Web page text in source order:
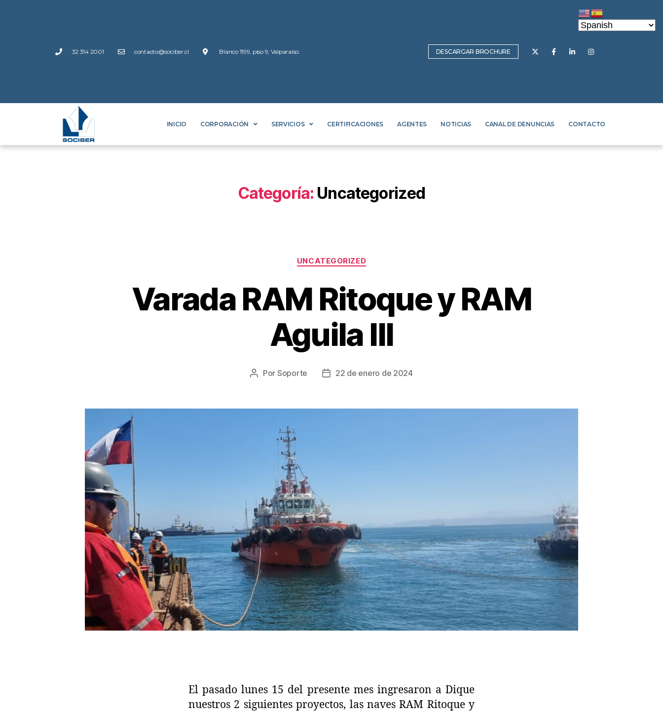
32 314 2001 contacto@sociber.cl Blanco 1199, piso 9, Valparaíso. DESCARGAR BROCHURE
INICIO CORPORACIÓN SERVICIOS CERTIFICACIONES AGENTES NOTICIAS CANAL DE DENUNCIAS CONTACTO
Categoría: Uncategorized
UNCATEGORIZED
Varada RAM Ritoque y RAM
Aguila III
Por Soporte 22 de enero de 2024
El pasado lunes 15 del presente mes ingresaron a Dique
nuestros 2 siguientes proyectos, las naves RAM Ritoque y